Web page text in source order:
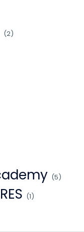
(2)
(5)
(1)